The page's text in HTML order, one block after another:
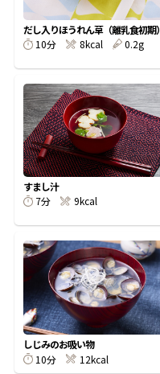
旨さ、別格。だし屋の鍋
かつお節レシピ
めんつゆレシピ
割烹白だしレシピ
レシピ特設サイト
割烹白だしレシピ特集
だし巻き卵特集
だしコミュ
採用情報
- ジョブリターン制
Global
だし入りほうれん草（離乳食初期）
10分
8kcal 0.2g
すまし汁
7分
9kcal
しじみのお吸い物
10分
12kcal